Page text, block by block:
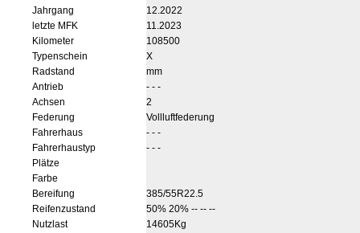
Jahrgang
12.2022
letzte MFK
11.2023
Kilometer
108500
Typenschein
X
Radstand
mm
Antrieb
- - -
Achsen
2
Federung
Vollluftfederung
Fahrerhaus
- - -
Fahrerhaustyp
- - -
Plätze
Farbe
Bereifung
385/55R22.5
Reifenzustand
50% 20% -- -- --
Nutzlast
14605Kg